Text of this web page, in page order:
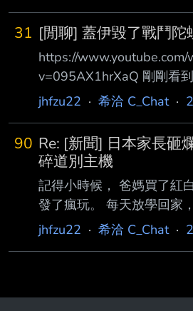
31 [閒聊] 蓋伊毀了戰鬥陀
https://www.youtube.com/
v=095AX1hrXaQ 剛剛看
沒有重複po。 蓋伊只玩了
場， 那也就算了， 但跟蓋
感覺不到他身為老手的優
釋: 1. 蓋伊是萬中取一的陀
握了核心技術， 加上自己
快就能打敗老手。 2. 戰鬥
組裝出強勢的陀螺後， 剩
戲。 但後來蓋伊打小朋友
jhfzu22 · 希洽 C_Chat·
90 Re: [新聞] 日本家長砸
碎道別主機
記得小時候， 爸媽買了紅
發了瘋玩。 每天放學回家
功課， 就一路玩到9點熄燈
三次， 遊戲主機沒收一個
jhfzu22 · 希洽 C_Chat·